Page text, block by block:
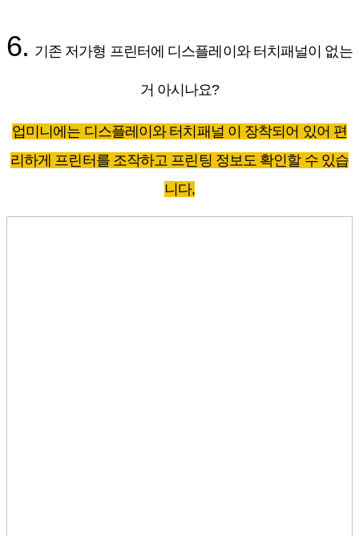
6. 기존 저가형 프린터에 디스플레이와 터치패널이 없는
거 아시나요?
업미니에는 디스플레이와 터치패널 이 장착되어 있어 편
리하게 프린터를 조작하고 프린팅 정보도 확인할 수 있습
니다,